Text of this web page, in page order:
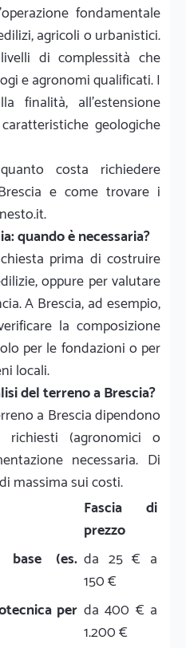
fondamentale
agricoli o urbanistici.
di complessità che
e agronomi qualificati. I
finalità, all'estensione
geologiche
costa richiedere
e come trovare i
quando è necessaria?
prima di costruire
oppure per valutare
A Brescia, ad esempio,
la composizione
per le fondazioni o per
locali.
del terreno a Brescia?
a Brescia dipendono
(agronomici o
necessaria. Di
massima sui costi.
Fascia di
prezzo
base (es. da 25 € a
150 €
per da 400 € a
1.200 €